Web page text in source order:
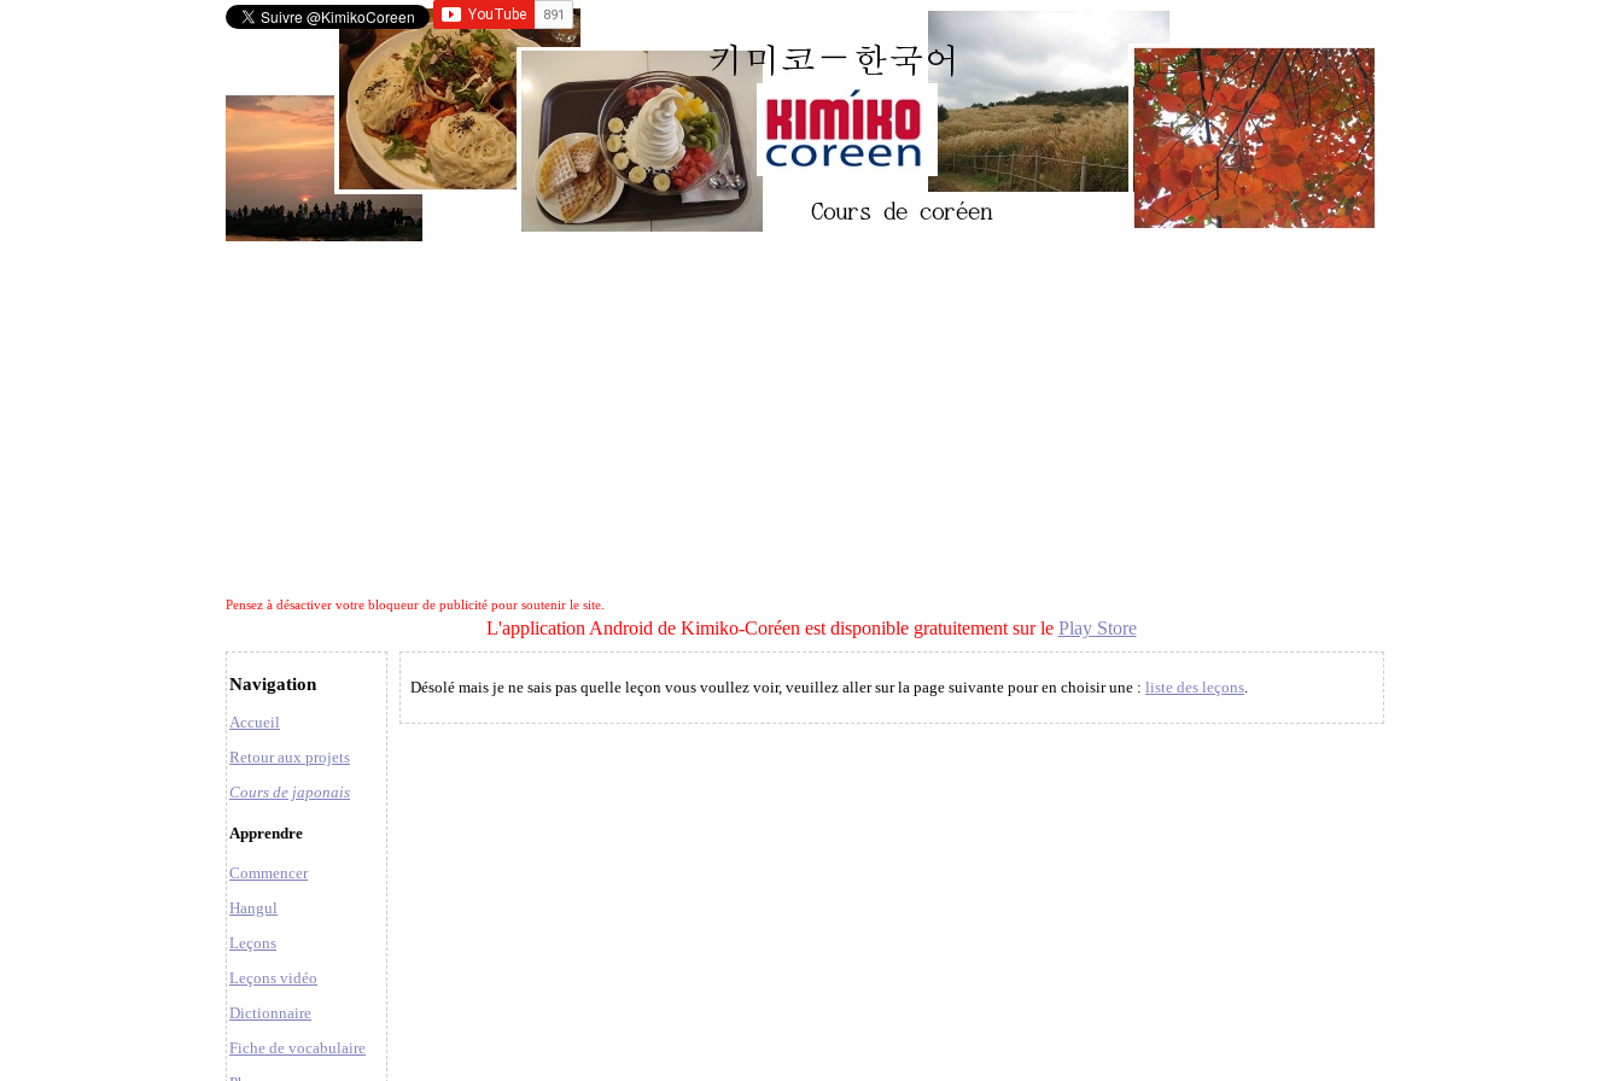
Pensez à désactiver votre bloqueur de publicité pour soutenir le site.
L'application Android de Kimiko-Coréen est disponible gratuitement sur le Play Store
Navigation
Accueil
Retour aux projets
Cours de japonais
Apprendre
Commencer
Hangul
Leçons
Leçons vidéo
Dictionnaire
Fiche de vocabulaire
Désolé mais je ne sais pas quelle leçon vous voullez voir, veuillez aller sur la page suivante pour en choisir une : liste des leçons.